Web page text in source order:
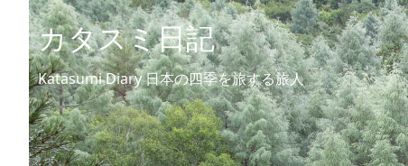
カタスミ日記
Katasumi Diary 日本の四季を旅する旅人